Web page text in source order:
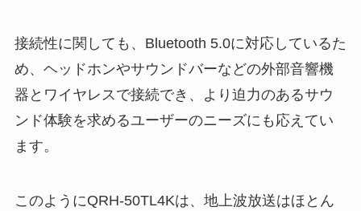
接続性に関しても、Bluetooth 5.0に対応しているた
め、ヘッドホンやサウンドバーなどの外部音響機
器とワイヤレスで接続でき、より迫力のあるサウ
ンド体験を求めるユーザーのニーズにも応えてい
ます。
このようにQRH-50TL4Kは、地上波放送はほとん